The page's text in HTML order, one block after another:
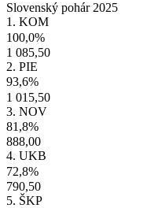
Slovenský pohár 2025
1. KOM
100,0%
1 085,50
2. PIE
93,6%
1 015,50
3. NOV
81,8%
888,00
4. UKB
72,8%
790,50
5. ŠKP